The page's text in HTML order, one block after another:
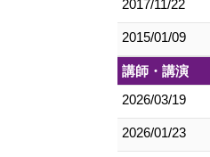
2017/11/22
2015/01/09
講師・講演
2026/03/19
2026/01/23